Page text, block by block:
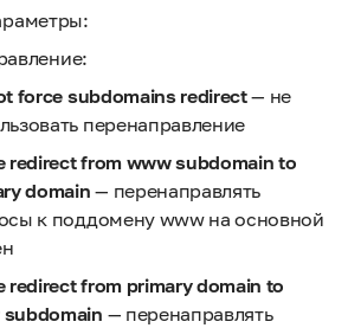
force subdomains redirect— не
перенаправление
redirect from www subdomain to
domain— перенаправлять
к поддомену www на основной
redirect from primary domain to
— перенаправлять